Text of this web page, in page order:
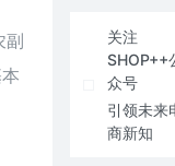
副
关注
SHOP++
众号
引领未来
商新知